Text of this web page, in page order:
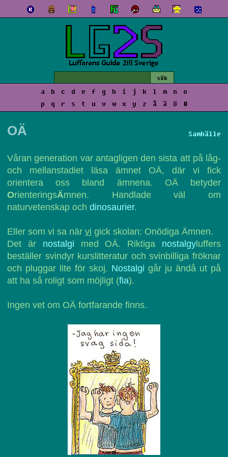
a b c d e f g h i j k l m n
o
p
q r s t u v w x y z å ä ö #
Samhälle
OÄ
Våran generation var antagligen den sista att på låg-
och mellanstadiet läsa ämnet OÄ, där vi fick
orientera oss bland ämnena. OÄ betyder
OrienteringsÄmnen. Handlade väl om
naturvetenskap och dinosaurier.
Eller som vi sa när vi gick skolan: Onödiga Ämnen.
Det är nostalgi med OÄ. Riktiga nostalgy luffers
beställer svindyr kurslitteratur och svinbilliga fröknar
och pluggar lite för skoj. Nostalgi går ju ändå ut på
att ha så roligt som möjligt (fia).
Ingen vet om OÄ fortfarande finns.